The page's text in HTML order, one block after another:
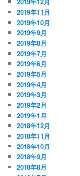
2019年11月
2019年10月
2019年9月
2019年8月
2019年7月
2019年6月
2019年5月
2019年4月
2019年3月
2019年2月
2019年1月
2018年12月
2018年11月
2018年10月
2018年9月
2018年8月